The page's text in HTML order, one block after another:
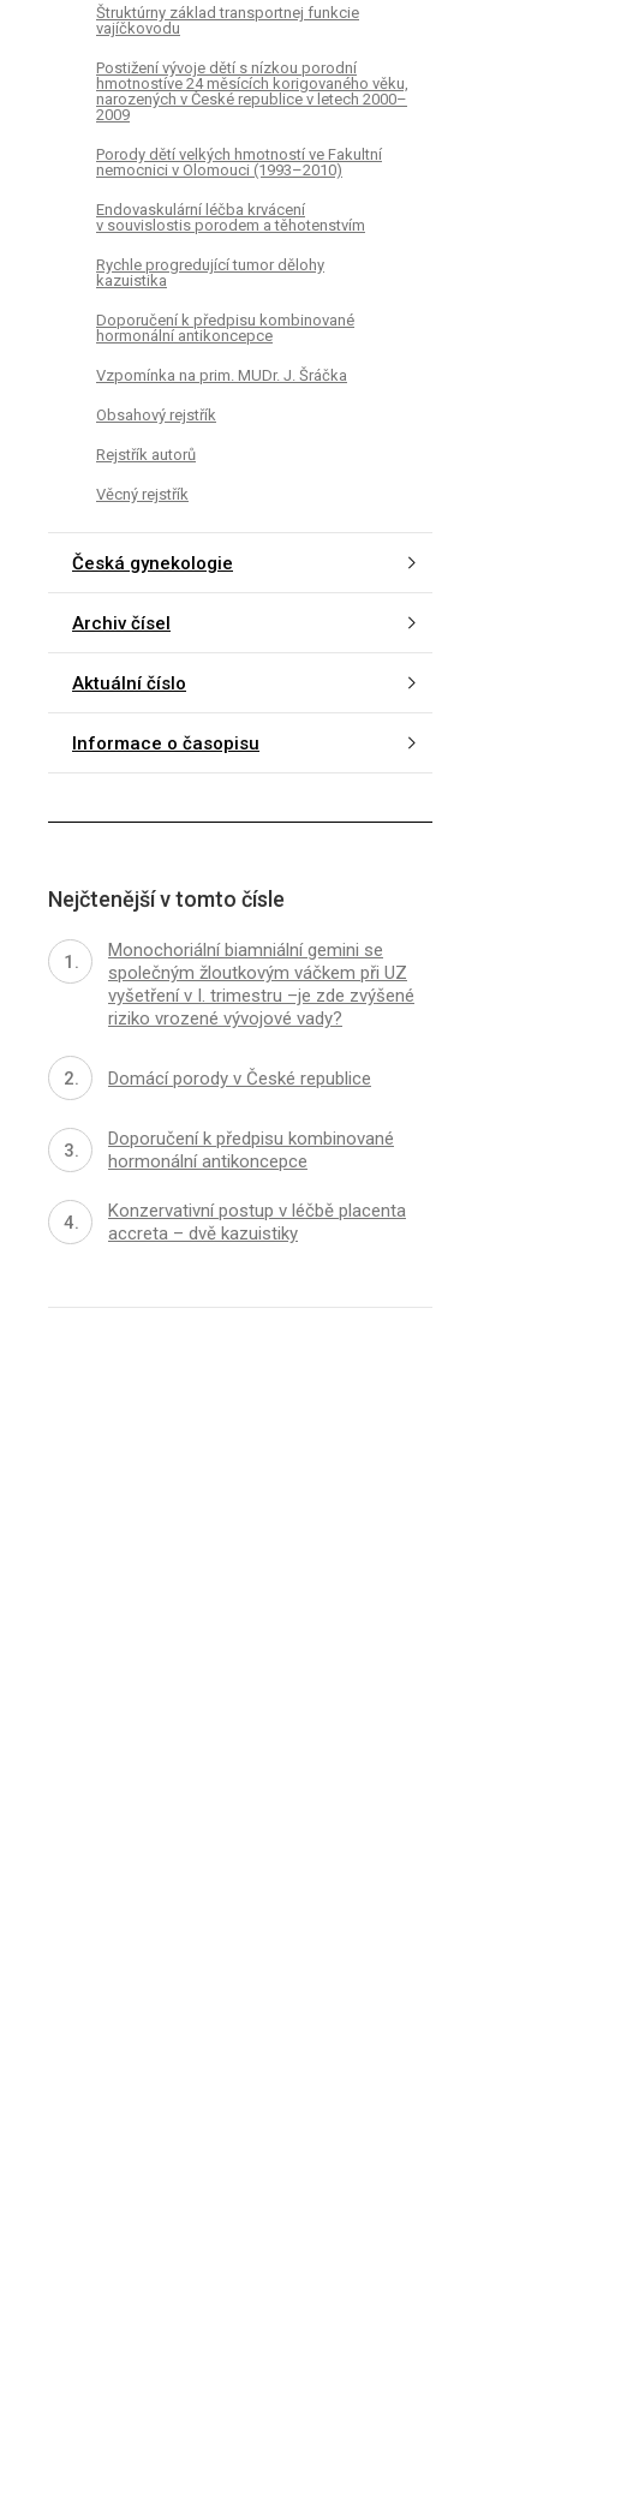
Štruktúrny základ transportnej funkcie
vajíčkovodu
Postižení vývoje dětí s nízkou porodní
hmotnostíve 24 měsících korigovaného věku,
narozených v České republice v letech 2000–
2009
Porody dětí velkých hmotností ve Fakultní
nemocnici v Olomouci (1993–2010)
Endovaskulární léčba krvácení
v souvislostis porodem a těhotenstvím
Rychle progredující tumor dělohy
kazuistika
Doporučení k předpisu kombinované
hormonální antikoncepce
Vzpomínka na prim. MUDr. J. Šráčka
Obsahový rejstřík
Rejstřík autorů
Věcný rejstřík
Česká gynekologie
Archiv čísel
Aktuální číslo
Informace o časopisu
Nejčtenější v tomto čísle
Monochoriální biamniální gemini se
společným žloutkovým váčkem při UZ
vyšetření v I. trimestru –je zde zvýšené
riziko vrozené vývojové vady?
Domácí porody v České republice
Doporučení k předpisu kombinované
hormonální antikoncepce
Konzervativní postup v léčbě placenta
accreta – dvě kazuistiky